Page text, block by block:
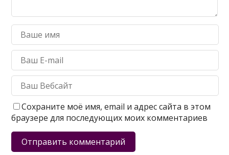
Сохраните моё имя, email и адрес сайта в этом
браузере для последующих моих комментариев